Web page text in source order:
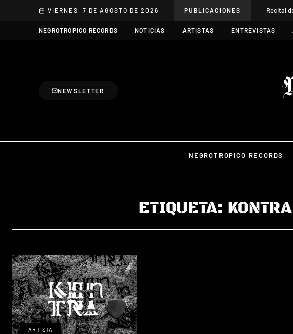
Saltar al contenidoVIERNES, 7 DE AGOSTO DE 2026 PUBLICACIONES Recital
NEGROTROPICO RECORDS NOTICIAS ARTISTAS ENTREVISTAS
NEWSLETTER
NEGROTROPICO RECORDS
ETIQUETA: KONTRA
ARTISTA